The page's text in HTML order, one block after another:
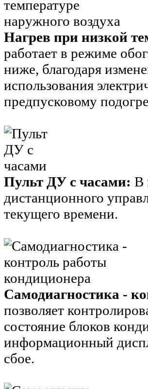
Нагрев при низкой
работает в режиме
ниже, благодаря
использования
предпусковому
Пульт ДУ с часами: В
дистанционного
текущего времени.
Самодиагностика -
позволяет
состояние блоков
информационный
сбое.